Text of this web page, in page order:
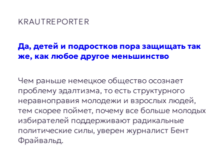
KRAUTREPORTER
Да, детей и подростков пора защищать так
же, как любое другое меньшинство
Чем раньше немецкое общество осознает
проблему эдалтизма, то есть структурного
неравноправия молодежи и взрослых людей,
тем скорее поймет, почему все больше молодых
избирателей поддерживают радикальные
политические силы, уверен журналист Бент
Фрайвальд.